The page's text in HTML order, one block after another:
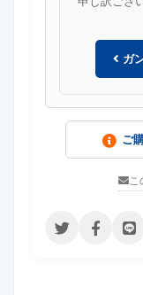
ガ
ご
こ